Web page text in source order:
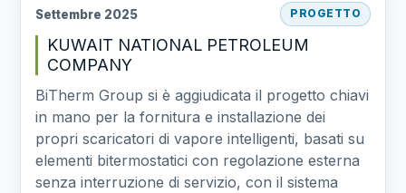
Settembre 2025 PROGETTO
KUWAIT NATIONAL PETROLEUM
COMPANY
BiTherm Group si è aggiudicata il progetto chiavi
in mano per la fornitura e installazione dei
propri scaricatori di vapore intelligenti, basati su
elementi bitermostatici con regolazione esterna
senza interruzione di servizio, con il sistema